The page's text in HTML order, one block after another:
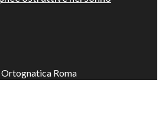
Roma